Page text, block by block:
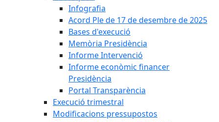
Infografia
Acord Ple de 17 de desembre de 2025
Bases d'execució
Memòria Presidència
Informe Intervenció
Informe econòmic financer
Presidència
Portal Transparència
Execució trimestral
Modificacions pressupostos